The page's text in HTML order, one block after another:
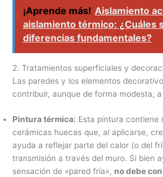
¡Aprende más! Aislamiento
aislamiento térmico: ¿Cuáles
diferencias fundamentales?
2. Tratamientos superficiales y
Las paredes y los elementos
contribuir, aunque de forma modesta,
Pintura térmica: Esta pintura contiene
cerámicas huecas que, al aplicarse,
ayuda a reflejar parte del calor (o del
transmisión a través del muro. Si bien
sensación de «pared fría», no debe